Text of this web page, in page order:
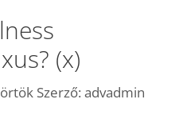
(x)
Szerző: advadmin